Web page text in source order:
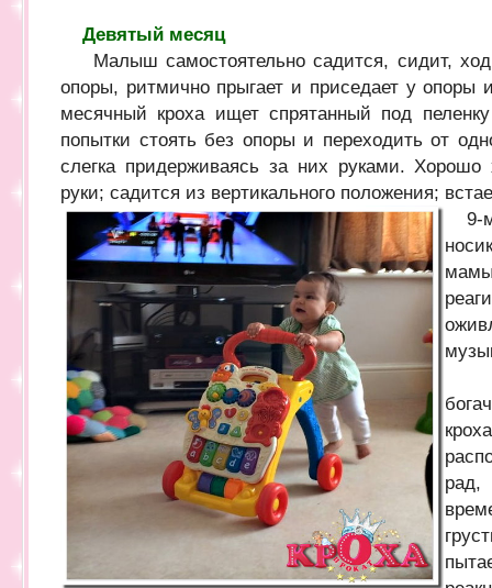
Девятый месяц
Малыш самостоятельно садится, сидит,
опоры, ритмично прыгает и приседает у
месячный кроха ищет спрятанный под
попытки стоять без опоры и переходить от
слегка придерживаясь за них руками.
руки; садится из вертикального положения;
9-